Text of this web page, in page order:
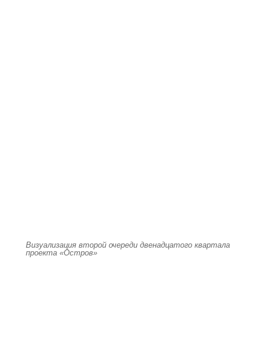
Визуализация второй очереди двенадцатого квартала
проекта «Остров»